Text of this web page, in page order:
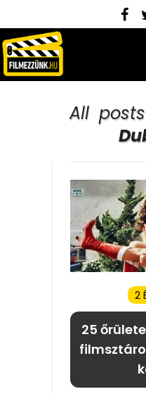
All
2
25